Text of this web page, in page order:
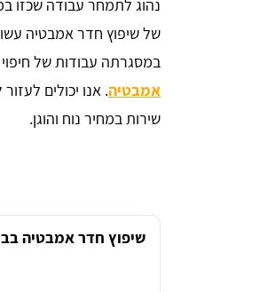
של שיפוץ חדר אמבטיה
במסגרתה עבודות של חיפוי
אמבטיה. אנו יכולים
שירות במחיר נוח והוגן.
שיפוץ חדר אמבטיה